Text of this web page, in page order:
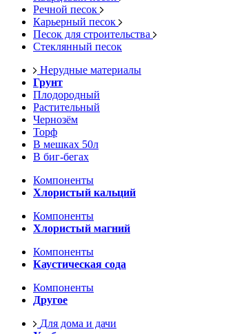
Речной песок
Карьерный песок
Песок для строительства
Стеклянный песок
Нерудные материалы
Грунт
Плодородный
Растительный
Чернозём
Торф
В мешках 50л
В биг-бегах
Компоненты
Хлористый кальций
Компоненты
Хлористый магний
Компоненты
Каустическая сода
Компоненты
Другое
Для дома и дачи